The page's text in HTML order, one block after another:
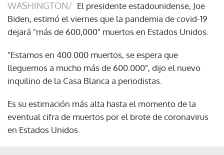
WASHINGTON/ El presidente estadounidense, Joe
Biden, estimó el viernes que la pandemia de covid-19
dejará "más de 600,000" muertos en Estados Unidos.
"Estamos en 400.000 muertos, se espera que
lleguemos a mucho más de 600.000", dijo el nuevo
inquilino de la Casa Blanca a periodistas.
Es su estimación más alta hasta el momento de la
eventual cifra de muertos por el brote de coronavirus
en Estados Unidos.